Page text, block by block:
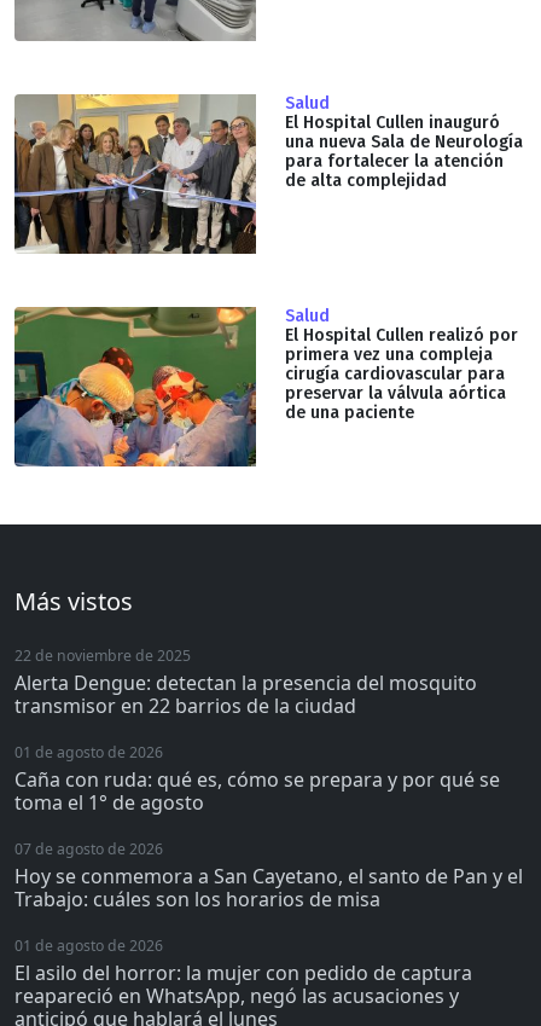
Salud
El Hospital Cullen inauguró
una nueva Sala de Neurología
para fortalecer la atención
de alta complejidad
Salud
El Hospital Cullen realizó por
primera vez una compleja
cirugía cardiovascular para
preservar la válvula aórtica
de una paciente
Más vistos
22 de noviembre de 2025
Alerta Dengue: detectan la presencia del mosquito
transmisor en 22 barrios de la ciudad
01 de agosto de 2026
Caña con ruda: qué es, cómo se prepara y por qué se
toma el 1° de agosto
07 de agosto de 2026
Hoy se conmemora a San Cayetano, el santo de Pan y el
Trabajo: cuáles son los horarios de misa
01 de agosto de 2026
El asilo del horror: la mujer con pedido de captura
reapareció en WhatsApp, negó las acusaciones y
anticipó que hablará el lunes